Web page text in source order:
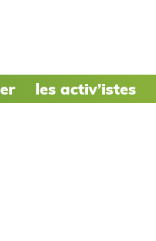
les activ’istes